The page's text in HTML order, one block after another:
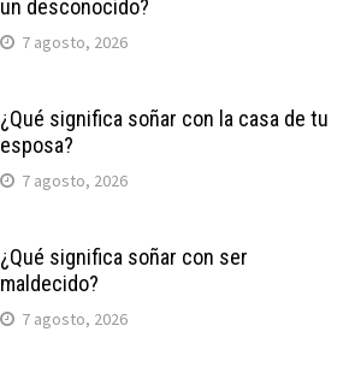
un desconocido?
7 agosto, 2026
¿Qué significa soñar con la casa de tu
esposa?
7 agosto, 2026
¿Qué significa soñar con ser
maldecido?
7 agosto, 2026